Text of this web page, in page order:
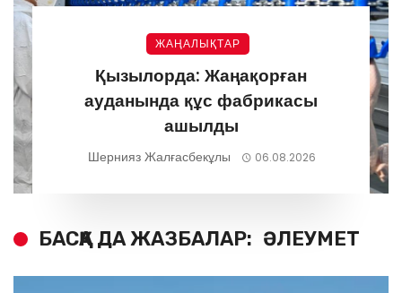
ЖАҢАЛЫҚТАР
Қызылорда: Жаңақорған
ауданында құс фабрикасы
ашылды
Шернияз Жалғасбекұлы 06.08.2026
БАСҚА ДА ЖАЗБАЛАР: ӘЛЕУМЕТ